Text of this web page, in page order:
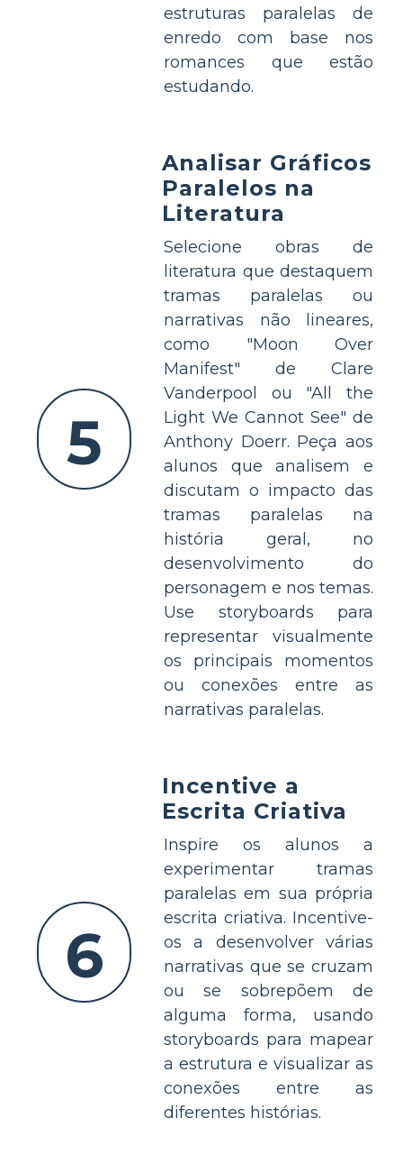
estruturas paralelas de
enredo com base nos
romances que estão
estudando.
5
Analisar Gráficos
Paralelos na
Literatura
Selecione obras de
literatura que destaquem
tramas paralelas ou
narrativas não lineares,
como "Moon Over
Manifest" de Clare
Vanderpool ou "All the
Light We Cannot See" de
Anthony Doerr. Peça aos
alunos que analisem e
discutam o impacto das
tramas paralelas na
história geral, no
desenvolvimento do
personagem e nos temas.
Use storyboards para
representar visualmente
os principais momentos
ou conexões entre as
narrativas paralelas.
6
Incentive a
Escrita Criativa
Inspire os alunos a
experimentar tramas
paralelas em sua própria
escrita criativa. Incentive-
os a desenvolver várias
narrativas que se cruzam
ou se sobrepõem de
alguma forma, usando
storyboards para mapear
a estrutura e visualizar as
conexões entre as
diferentes histórias.